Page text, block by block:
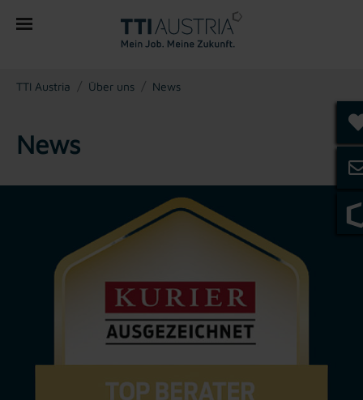
You are here:
TTI Austria Über uns News
News